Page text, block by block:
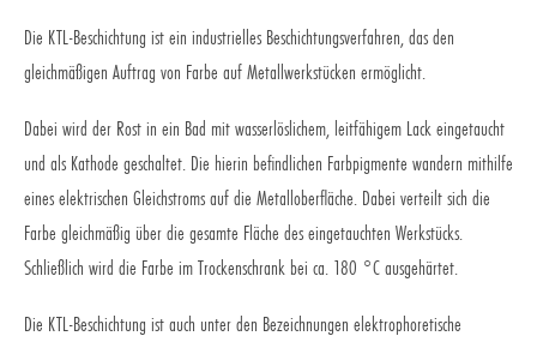
Die KTL-Beschichtung ist ein industrielles Beschichtungsverfahren, das den
gleichmäßigen Auftrag von Farbe auf Metallwerkstücken ermöglicht.
Dabei wird der Rost in ein Bad mit wasserlöslichem, leitfähigem Lack eingetaucht
und als Kathode geschaltet. Die hierin befindlichen Farbpigmente wandern mithilfe
eines elektrischen Gleichstroms auf die Metalloberfläche. Dabei verteilt sich die
Farbe gleichmäßig über die gesamte Fläche des eingetauchten Werkstücks.
Schließlich wird die Farbe im Trockenschrank bei ca. 180 °C ausgehärtet.
Die KTL-Beschichtung ist auch unter den Bezeichnungen elektrophoretische